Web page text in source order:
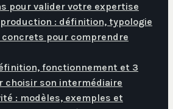
pour valider votre expertise
: définition, typologie
pour comprendre
fonctionnement et 3
choisir son intermédiaire
: modèles, exemples et